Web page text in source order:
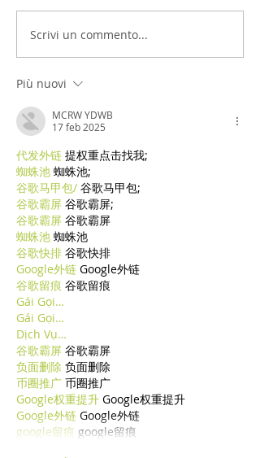
Scrivi un commento...
Più nuovi
MCRW YDWB
17 feb 2025
代发外链 提权重点击找我;
蜘蛛池 蜘蛛池;
谷歌马甲包/ 谷歌马甲包;
谷歌霸屏 谷歌霸屏;
谷歌霸屏 谷歌霸屏
蜘蛛池 蜘蛛池
谷歌快排 谷歌快排
Google外链 Google外链
谷歌留痕 谷歌留痕
Gái Gọi…
Gái Gọi…
Dịch Vụ…
谷歌霸屏 谷歌霸屏
负面删除 负面删除
币圈推广 币圈推广
Google权重提升 Google权重提升
Google外链 Google外链
google留痕 google留痕